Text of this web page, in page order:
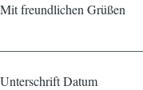
Mit freundlichen Grüßen
Unterschrift Datum